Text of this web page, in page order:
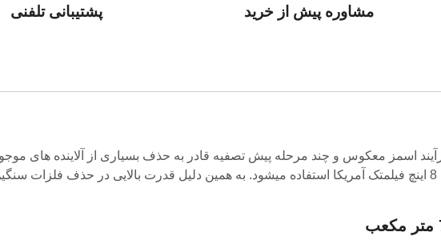
مشاوره پیش از خرید پشتیبانی تلفنی
بوده و در آن 3 عدد ممبران 8 اینچ فیلمتک آمریکا استفاده میشود. به همین دلیل قدرت بالایی در